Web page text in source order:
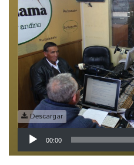
Descargar
00:00